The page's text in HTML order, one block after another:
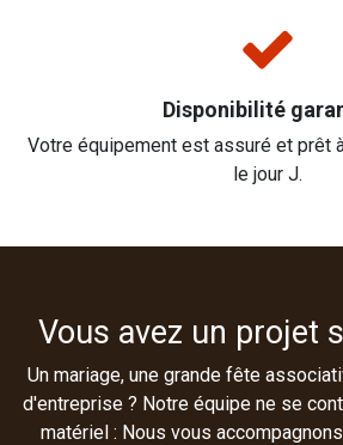
Disponibilité
Votre équipement est assuré et prêt
le jour J.
Vous avez un projet
Un mariage, une grande fête
d'entreprise ? Notre équipe ne se
matériel : Nous vous